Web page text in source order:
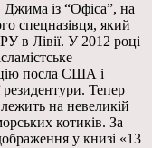
із “Офіса”, на
спецназівця, який
в Лівії. У 2012 році
посла США і
Тепер
лежить на невеликій
котиків. За
у книзі «13